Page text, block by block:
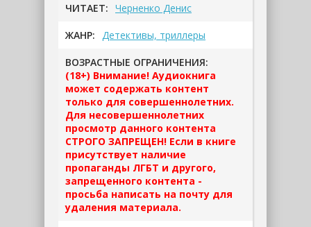
ЧИТАЕТ: Черненко Денис
ЖАНР: Детективы, триллеры
ВОЗРАСТНЫЕ ОГРАНИЧЕНИЯ:
(18+) Внимание! Аудиокнига
может содержать контент
только для совершеннолетних.
Для несовершеннолетних
просмотр данного контента
СТРОГО ЗАПРЕЩЕН! Если в книге
присутствует наличие
пропаганды ЛГБТ и другого,
запрещенного контента -
просьба написать на почту для
удаления материала.